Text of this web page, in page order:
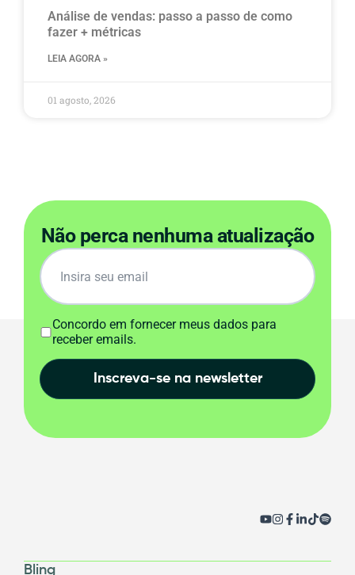
Análise de vendas: passo a passo de como
fazer + métricas
LEIA AGORA »
01 agosto, 2026
Não perca nenhuma atualização
Concordo em fornecer meus dados para
receber emails.
Inscreva-se na newsletter
Bling